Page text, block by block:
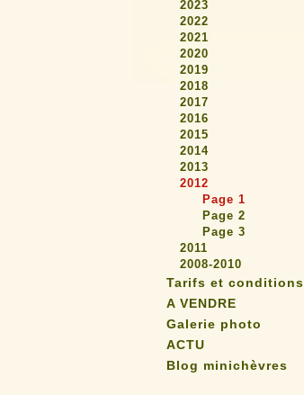
2023
2022
2021
2020
2019
2018
2017
2016
2015
2014
2013
2012
Page 1
Page 2
Page 3
2011
2008-2010
Tarifs et conditions
A VENDRE
Galerie photo
ACTU
Blog minichèvres